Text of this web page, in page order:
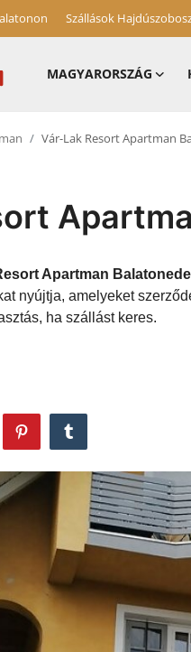
Szállások
MAGYARORSZÁG
Vár-Lak Resort Apartman
Apartman
nyújtja, amelyeket
ha szállást keres.